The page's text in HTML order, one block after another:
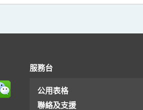
服務台
公用表格
聯絡及支援